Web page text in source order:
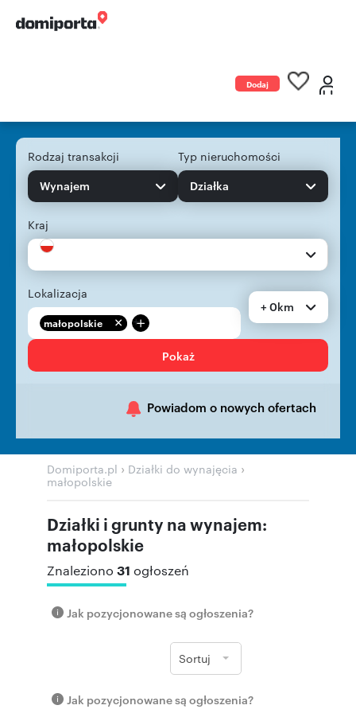
Dodaj
Rodzaj transakcji
Wynajem
Typ nieruchomości
Działka
Kraj
Lokalizacja
małopolskie +
+ 0km
Pokaż
Powiadom o nowych ofertach
Domiporta.pl › Działki do wynajęcia ›
małopolskie
Działki i grunty na wynajem:
małopolskie
Znaleziono 31 ogłoszeń
Jak pozycjonowane są ogłoszenia?
Sortuj
Jak pozycjonowane są ogłoszenia?